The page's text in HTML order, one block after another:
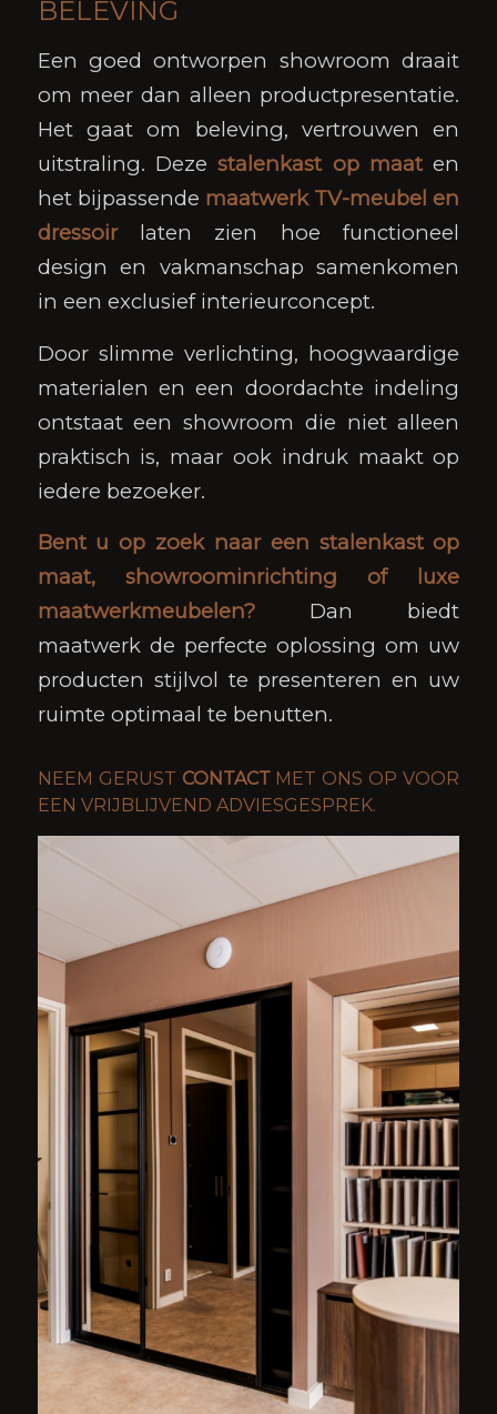
BELEVING
Een goed ontworpen showroom draait
om meer dan alleen productpresentatie.
Het gaat om beleving, vertrouwen en
uitstraling. Dezestalenkast op maaten
het bijpassende maatwerk TV-meubel en
dressoirlaten zien hoe functioneel
design en vakmanschap samenkomen
in een exclusief interieurconcept.
Door slimme verlichting, hoogwaardige
materialen en een doordachte indeling
ontstaat een showroom die niet alleen
praktisch is, maar ook indruk maakt op
iedere bezoeker.
Bent u op zoek naar een stalenkast op
maat, showroominrichting of luxe
maatwerkmeubelen?Dan biedt
maatwerk de perfecte oplossing om uw
producten stijlvol te presenteren en uw
ruimte optimaal te benutten.
NEEM GERUST CONTACTMET ONS OP VOOR
EEN VRIJBLIJVEND ADVIESGESPREK.